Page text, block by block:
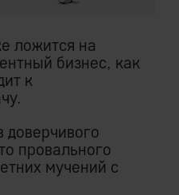
ложится на
бизнес, как
к
доверчивого
провального
мучений с